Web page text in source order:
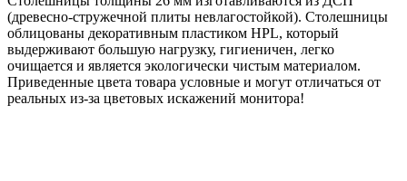
(древесно-стружечной плиты невлагостойкой). Столешницы
облицованы декоративным пластиком HPL, который
выдерживают большую нагрузку, гигиеничен, легко
очищается и является экологически чистым материалом.
Приведенные цвета товара условные и могут отличаться от
реальных из-за цветовых искажений монитора!